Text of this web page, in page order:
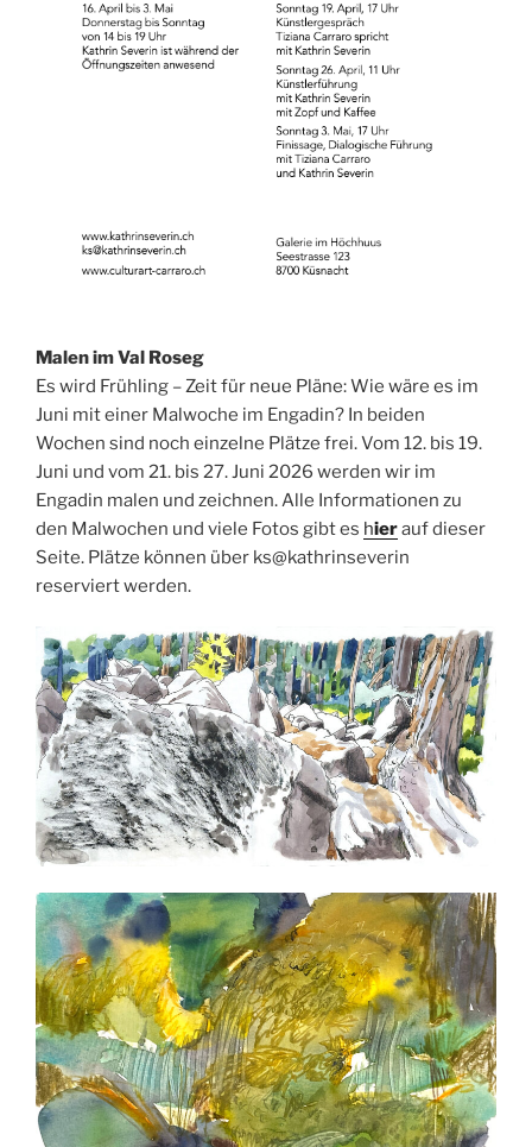
Malen im Val Roseg
Es wird Frühling – Zeit für neue Pläne: Wie wäre es im
Juni mit einer Malwoche im Engadin? In beiden
Wochen sind noch einzelne Plätze frei. Vom 12. bis 19.
Juni und vom 21. bis 27. Juni 2026 werden wir im
Engadin malen und zeichnen. Alle Informationen zu
den Malwochen und viele Fotos gibt es hierauf dieser
Seite. Plätze können über ks@kathrinseverin
reserviert werden.